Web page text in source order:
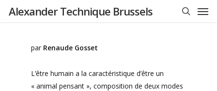
SkipAlexander Technique Brussels
par Renaude Gosset
L’être humain a la caractéristique d’être un
« animal pensant », composition de deux modes